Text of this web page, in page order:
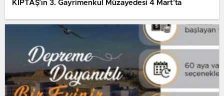
KİPTAŞ’ın 3. Gayrimenkul Müzayedesi 4 Mart’ta